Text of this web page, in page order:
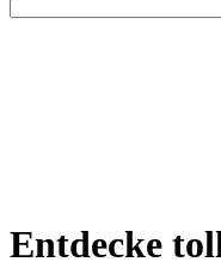
Entdecke